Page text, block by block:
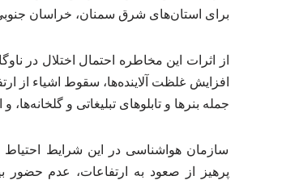
برای استان‌های شرق سمنان، خراسان
از اثرات این مخاطره احتمال اختلال در
افزایش غلظت آلاینده‌ها، سقوط اشیاء از
جمله بنرها و تابلوهای تبلیغاتی و
سازمان هواشناسی در این شرایط
پرهیز از صعود به ارتفاعات، عدم